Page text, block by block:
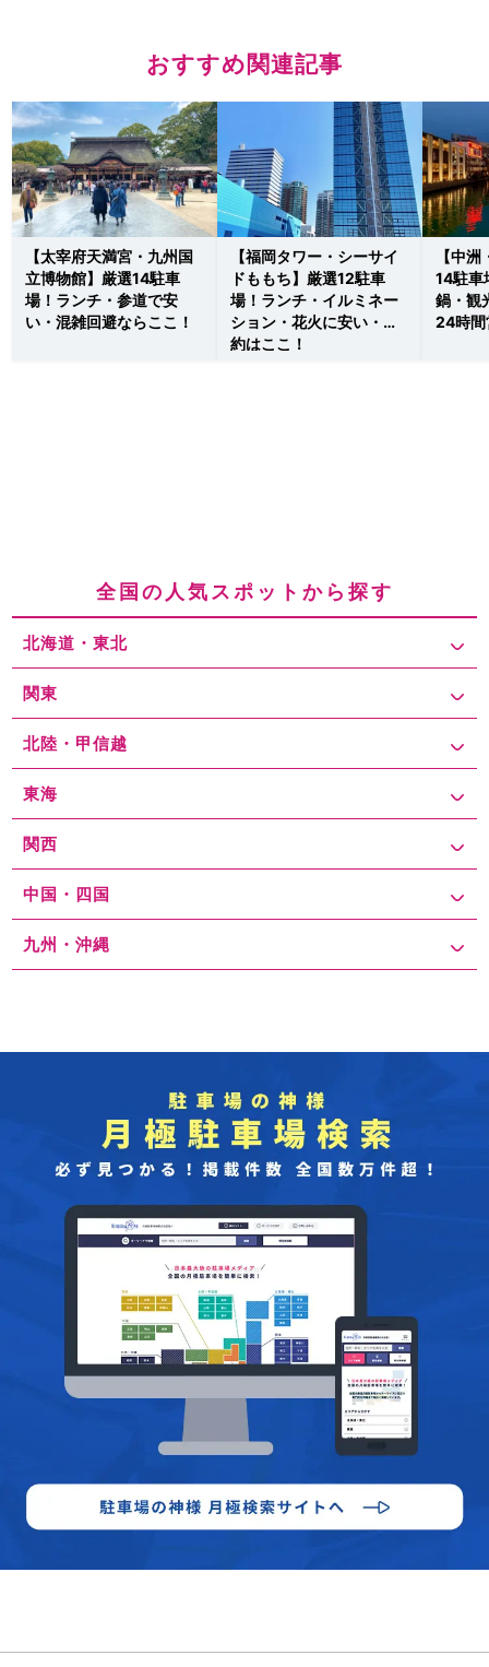
おすすめ関連記事
【太宰府天満宮・九州国
立博物館】厳選14駐車
場！ランチ・参道で安
い・混雑回避ならここ！
【福岡タワー・シーサイ
ドももち】厳選12駐車
場！ランチ・イルミネー
ション・花火に安い・予
約はここ！
【中
14駐車
鍋・観
24時間
全国の人気スポットから探す
北海道・東北
関東
北陸・甲信越
東海
関西
中国・四国
九州・沖縄